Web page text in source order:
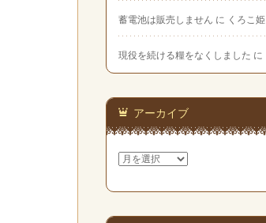
蓄電池は販売しません に くろこ姫
現役を続ける糧をなくしました に
アーカイブ
ア
ー
イ